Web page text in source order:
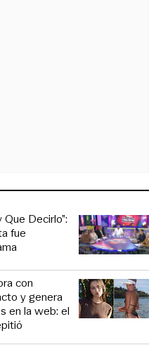
Decirlo”:
fue
con
y genera
en la web: el